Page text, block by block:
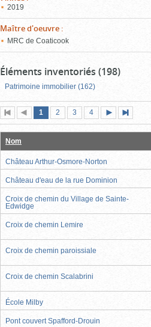
2019
Maître d'oeuvre :
MRC de Coaticook
Éléments inventoriés (198)
Patrimoine immobilier (162)
Première
page
Page
précédente
Page
1 (page
actuelle)
Page
2 Page
3 Page
4
suivante
page
Nom
Château Arthur-Osmore-Norton
Château d'eau de la rue Dominion
Croix de chemin du Village de Sainte-
Edwidge
Croix de chemin Lemire
Croix de chemin paroissiale
Croix de chemin Scalabrini
École Milby
Pont couvert Spafford-Drouin